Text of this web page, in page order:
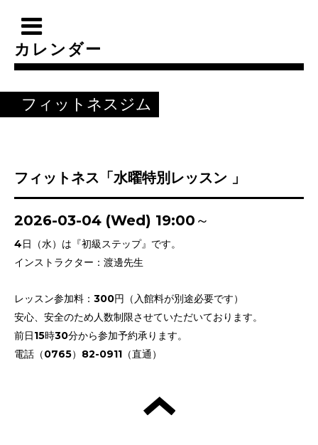
カレンダー
フィットネスジム
フィットネス「水曜特別レッスン 」
2026-03-04 (Wed) 19:00～
4日（水）は『初級ステップ』です。
インストラクター：渡邊先生
レッスン参加料：300円（入館料が別途必要です）
安心、安全のため人数制限させていただいております。
前日15時30分から参加予約承ります。
電話（0765）82-0911（直通）